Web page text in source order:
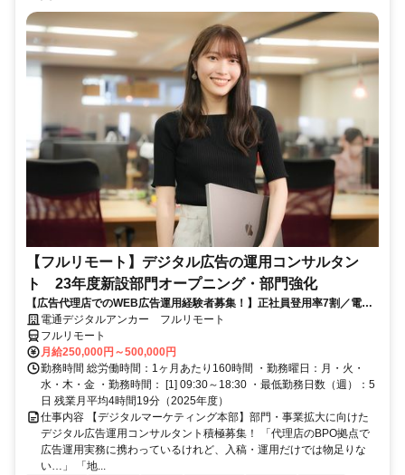
【フルリモート】デジタル広告の運用コンサルタン
ト 23年度新設部門オープニング・部門強化
【広告代理店でのWEB広告運用経験者募集！】正社員登用率7割／電通
G／全国×完全在宅／年休126日・土日祝休み／残業月平均4時間19分
電通デジタルアンカー フルリモート
フルリモート
月給250,000円～500,000円
勤務時間 総労働時間：1ヶ月あたり160時間 ・勤務曜日：月・火・
水・木・金 ・勤務時間： [1] 09:30～18:30 ・最低勤務日数（週）：5
日 残業月平均4時間19分（2025年度）
仕事内容 【デジタルマーケティング本部】部門・事業拡大に向けた
デジタル広告運用コンサルタント積極募集！ 「代理店のBPO拠点で
広告運用実務に携わっているけれど、入稿・運用だけでは物足りな
い…」 「地...